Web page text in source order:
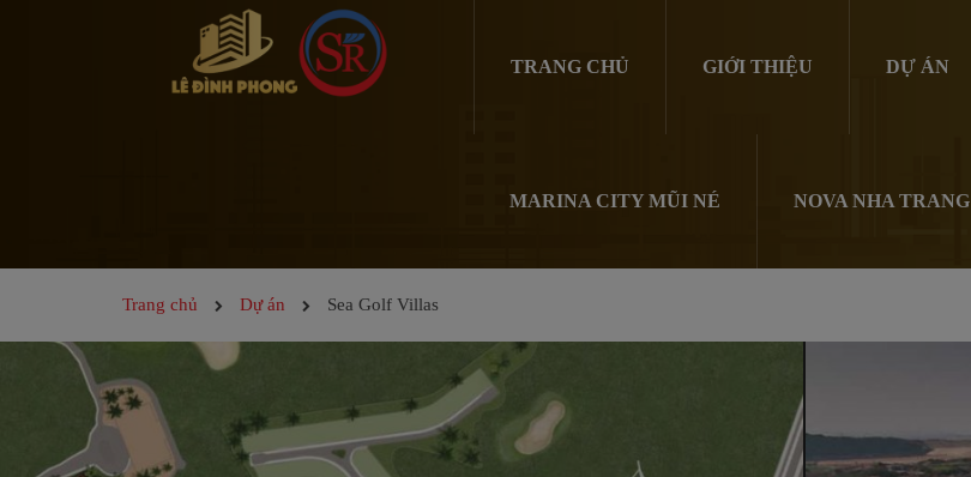
TRANG CHỦ GIỚI THIỆU DỰ ÁN
MARINA CITY MŨI NÉ NOVA NHA TRANG
Trang chủ Dự án Sea Golf Villas